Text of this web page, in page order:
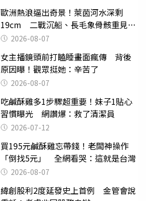
歐洲熱浪逼出奇景！萊茵河水深剩
19cm 二戰沉船、長毛象骨骸重見天
日 2026-08-07
女主播鏡頭前打瞌睡畫面瘋傳 背後
原因曝！觀眾挺她：辛苦了
2026-08-07
吃鹹酥雞多1步驟超重要！妹子1貼心
習慣曝光 網讚爆：救了清潔員
2026-07-12
買195元鹹酥雞忘帶錢！老闆神操作
「倒找5元」 全網看哭：這就是台灣
2026-08-07
緯創股利2度延發史上首例 金管會說